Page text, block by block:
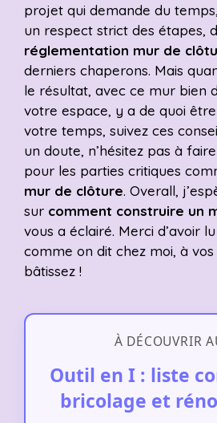
projet qui demande du
un respect strict des étapes,
réglementation mur de
derniers chaperons. Mais
le résultat, avec ce mur bien
votre espace, y a de quoi
votre temps, suivez ces
un doute, n’hésitez pas à
pour les parties critiques
mur de clôture. Overall,
sur comment construire un
vous a éclairé. Merci d’avoir
comme on dit chez moi, à
bâtissez !
À DÉCOUVRIR
Outil en I : liste
bricolage et